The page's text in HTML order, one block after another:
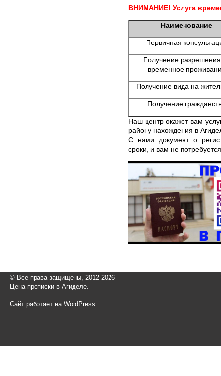
ВНИМАНИЕ! Услуга
Наименование
Первичная
Получение
временное
Получение вида на
Получение
Наш центр окажет вам
району нахождения в
С нами документ о
сроки, и вам не
© Все права защищены, 2012-2026
Цена прописки в Агиделе.
Сайт работает на WordPress